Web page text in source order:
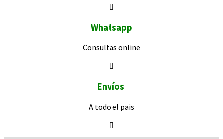
Whatsapp
Consultas online
Envíos
A todo el pais